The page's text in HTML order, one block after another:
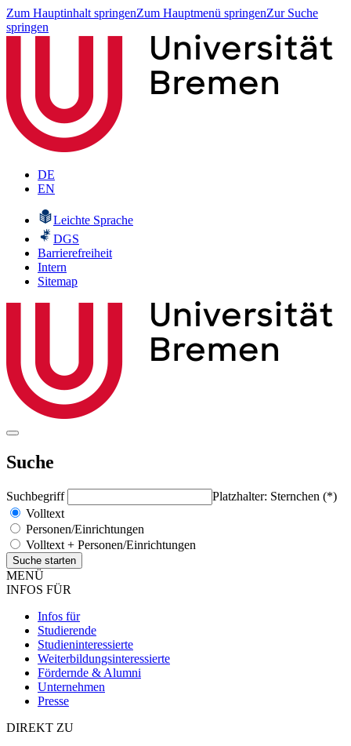
Zum Hauptinhalt springenZum Hauptmenü springenZur Suche
springen
DE
EN
Leichte Sprache
DGS
Barrierefreiheit
Intern
Sitemap
Suche
Suchbegriff
Platzhalter: Sternchen (*)
Volltext
Personen/Einrichtungen
Volltext + Personen/Einrichtungen
MENÜ
INFOS FÜR
Infos für
Studierende
Studieninteressierte
Weiterbildungsinteressierte
Fördernde & Alumni
Unternehmen
Presse
DIREKT ZU